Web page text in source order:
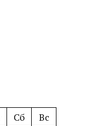
Сб
Вс